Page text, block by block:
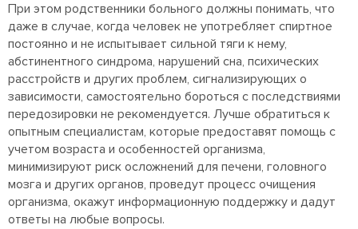
При этом родственники больного должны понимать, что
даже в случае, когда человек не употребляет спиртное
постоянно и не испытывает сильной тяги к нему,
абстинентного синдрома, нарушений сна, психических
расстройств и других проблем, сигнализирующих о
зависимости, самостоятельно бороться с последствиями
передозировки не рекомендуется. Лучше обратиться к
опытным специалистам, которые предоставят помощь с
учетом возраста и особенностей организма,
минимизируют риск осложнений для печени, головного
мозга и других органов, проведут процесс очищения
организма, окажут информационную поддержку и дадут
ответы на любые вопросы.